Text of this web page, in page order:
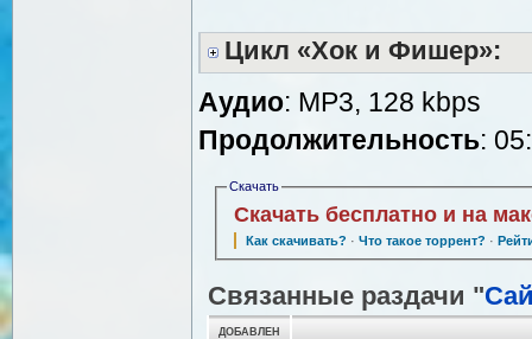
Цикл «Хок и Фишер»:
Аудио: MP3, 128 kbps
Продолжительность:
Скачать
Скачать бесплатно и на
Как скачивать? · Что такое торрент? ·
Связанные раздачи "
ДОБАВЛЕН